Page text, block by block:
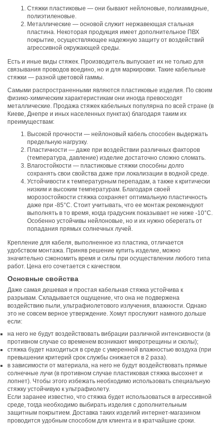
Стяжки пластиковые — они бывают нейлоновые, полиамидные,
полиэтиленовые.
Металлические — основой служит нержавеющая стальная
пластина. Некоторая продукция имеет дополнительное ПВХ
покрытие, осуществляющее надежную защиту от воздействий
агрессивной окружающей среды.
Есть и иные виды стяжек. Производитель выпускает их не только для
связывания проводов воедино, но и для маркировки. Такие кабельные
стяжки — разной цветовой гаммы.
Самыми распространенными являются пластиковые изделия. По своим
физико-химическим характеристикам они иногда превосходят
металлические. Продажа стяжек кабельных популярна по всей стране (в
Киеве, Днепре и иных населенных пунктах) благодаря таким их
преимуществам:
Высокой прочности — нейлоновый кабель способен выдержать
предельную нагрузку.
Пластичности — даже при воздействии различных факторов
(температура, давление) изделие достаточно сложно сломать.
Влагостойкости — пластиковые стяжки способны долго
сохранять свои свойства даже при локализации в водной среде.
Устойчивости к температурным перепадам, а также к критически
низким и высоким температурам. Благодаря своей
морозостойкости стяжка сохраняет оптимальную пластичность
даже при -85°С. Стоит учитывать, что ее монтаж рекомендуют
выполнять в то время, когда градусник показывает не ниже -10°С.
Особенно устойчивы нейлоновые, но и их нужно оберегать от
попадания прямых солнечных лучей.
Крепление для кабеля, выполненное из пластика, отличается
удобством монтажа. Приняв решение купить изделие, можно
значительно сэкономить время и силы при осуществлении любого типа
работ. Цена его сочетается с качеством.
Основные свойства
Даже самая дешевая и простая кабельная стяжка устойчива к
разрывам. Складывается ощущение, что она не подвержена
воздействию пыли, ультрафиолетового излучения, влажности. Однако
это не совсем верное утверждение. Хомут прослужит намного дольше
если:
на него не будут воздействовать вибрации различной интенсивности (в
противном случае со временем возникают микротрещины и сколы);
стяжка будет находиться в среде с умеренной влажностью воздуха (при
превышении критерий срок службы снижается в 2 раза).
в зависимости от материала, на него не будут воздействовать прямые
солнечные лучи (в противном случае пластиковая стяжка высохнет и
лопнет). Чтобы этого избежать необходимо использовать специальную
стяжку устойчивую к ультрафиолету.
Если заранее известно, что стяжка будет использоваться в агрессивной
среде, тогда необходимо выбирать изделия с дополнительным
защитным покрытием. Доставка таких изделий интернет-магазином
проводится удобным способом для клиента и в кратчайшие сроки.